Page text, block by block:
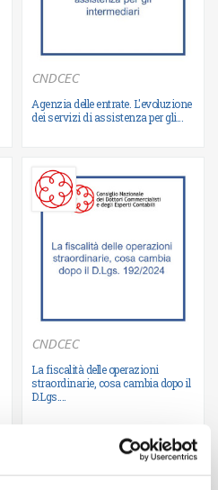
CNDCEC
Agenzia delle entrate. L'evoluzione
dei servizi di assistenza per gli...
CNDCEC
La fiscalità delle operazioni
straordinarie, cosa cambia dopo il
D.Lgs....
Ulteriori informazioni